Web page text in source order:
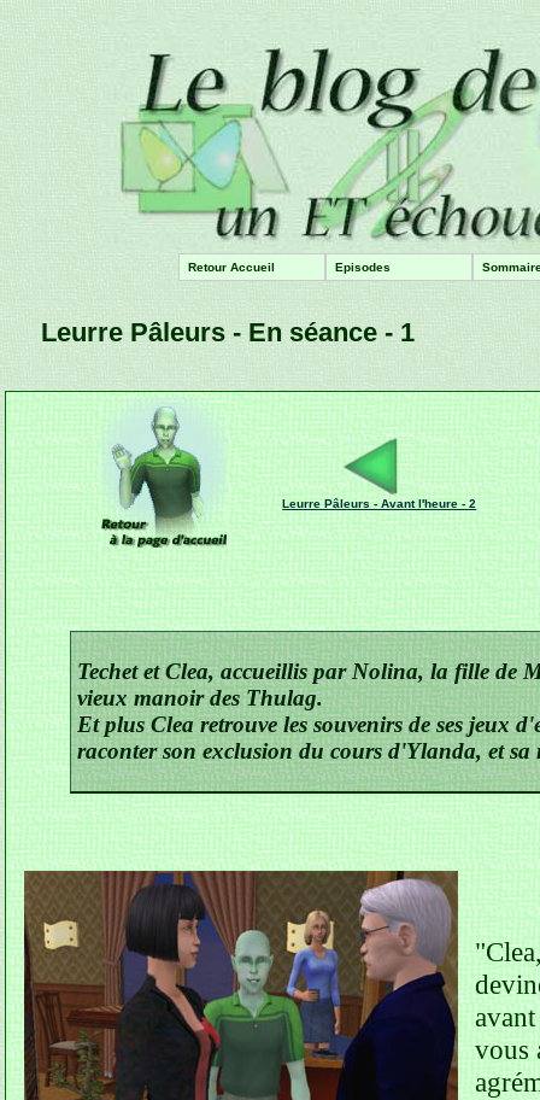
Retour Accueil Episodes
Leurre Pâleurs - En séance - 1
Leurre Pâleurs - Avant l'heure - 2
Techet et Clea, accueillis par Nolina, la fille de
vieux manoir des Thulag.
Et plus Clea retrouve les souvenirs de ses jeux
raconter son exclusion du cours d'Ylanda, et sa
vous